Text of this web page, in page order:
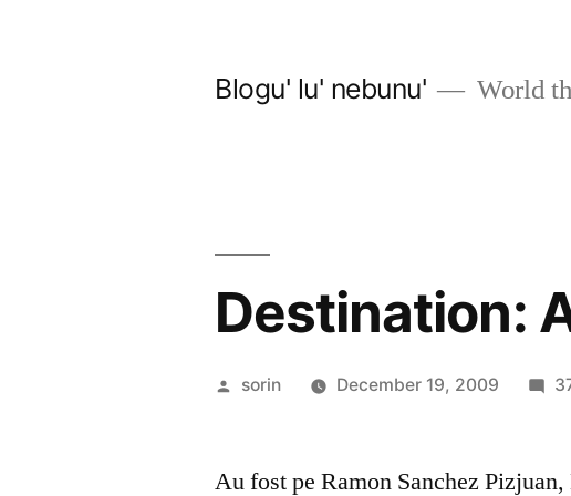
Blogu' lu' nebunu' World
Destination:
Posted
sorin December 19, 2009
Au fost pe Ramon Sanchez